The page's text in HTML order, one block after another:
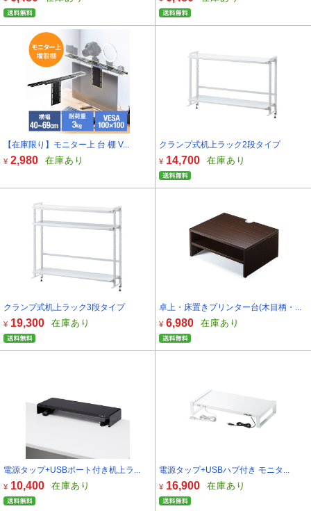
【在庫限り】モニター上 台 棚 V...
¥ 2,980 在庫あり
クランプ式机上ラック2段タイプ
¥ 14,700 在庫あり
クランプ式机上ラック3段タイプ
¥ 19,300 在庫あり
卓上・床置きプリンター台(木目柄・...
¥ 6,980 在庫あり
電源タップ+USBポート付き机上ラ...
¥ 10,400 在庫あり
電源タップ+USBハブ付き モニタ...
¥ 16,900 在庫あり